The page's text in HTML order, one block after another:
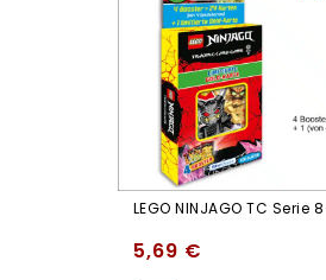
LEGO NINJAGO TC Serie 8
5,69 €